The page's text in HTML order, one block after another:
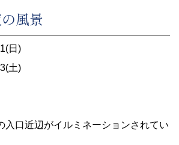
風景
日)
土)
入口近辺がイルミネーションされてい